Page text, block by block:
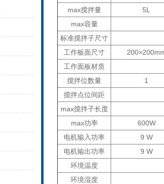
max搅拌量
5L
max容量
标准搅拌子尺寸
工作板面尺寸
工作面板材质
搅拌位数量
1
搅拌点位间距
max搅拌子长度
max功率
600W
电机输入功率
9 W
电机输出功率
9 W
环境温度
环境湿度